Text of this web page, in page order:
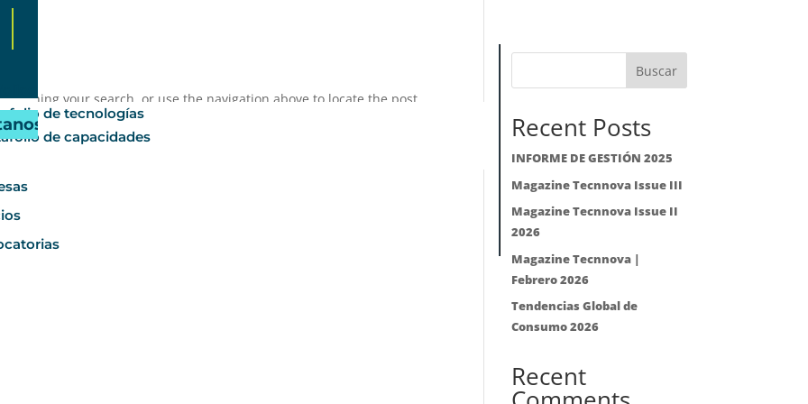
de tecnologías
de capacidades
refining your search, or use the navigation above to locate the post.
Buscar
Recent Posts
INFORME DE GESTIÓN 2025
Magazine Tecnnova Issue III
Magazine Tecnnova Issue II
2026
Magazine Tecnnova |
Febrero 2026
Tendencias Global de
Consumo 2026
Recent